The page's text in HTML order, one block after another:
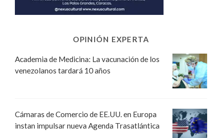
OPINIÓN EXPERTA
Academia de Medicina: La vacunación de los
venezolanos tardará 10 años
Cámaras de Comercio de EE.UU. en Europa
instan impulsar nueva Agenda Trasatlántica